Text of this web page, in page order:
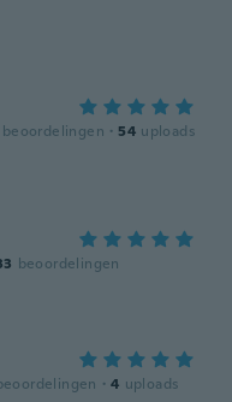
beoordelingen · 54 uploads
beoordelingen
· 4 uploads